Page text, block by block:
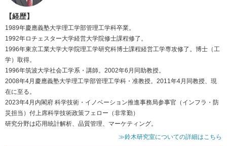
【経歴】
1989年慶應義塾大学理工学部管理工学科卒業。
1992年ロチェスター大学経営大学院修士課程修了。
1996年東京工業大学大学院理工学研究科博士課程経営工学専攻修了。博士（工
学）取得。
1996年筑波大学社会工学系・講師。2002年6月同助教授。
2008年4月慶應義塾大学理工学部管理工学科・准教授。2011年4月同教授、現
在に至る。
2023年4月内閣府 科学技術・イノベーション推進事務局参事官（インフラ・防
災担当）付上席科学技術政策フェロー（非常勤）
研究分野は応用統計解析、品質管理、マーケティング。
≫鈴木研究室についての詳細はこちら